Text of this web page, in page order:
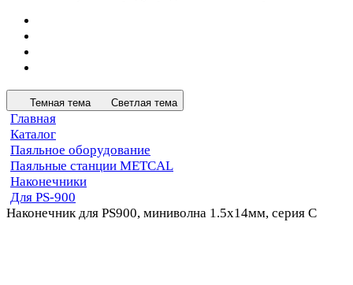
Темная тема Светлая тема
Главная
Каталог
Паяльное оборудование
Паяльные станции METCAL
Наконечники
Для PS-900
Наконечник для PS900, миниволна 1.5х14мм, серия C